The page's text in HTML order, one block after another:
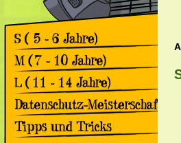
Games
Comics
Games
Comics
Games
Comics
Rückblick 2. Datenschutz-
Meisterschaft